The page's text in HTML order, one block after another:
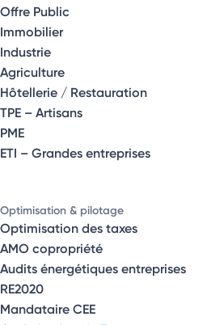
Offre Public
Immobilier
Industrie
Agriculture
Hôtellerie / Restauration
TPE – Artisans
PME
ETI – Grandes entreprises
Optimisation & pilotage
Optimisation des taxes
AMO copropriété
Audits énergétiques entreprises
RE2020
Mandataire CEE